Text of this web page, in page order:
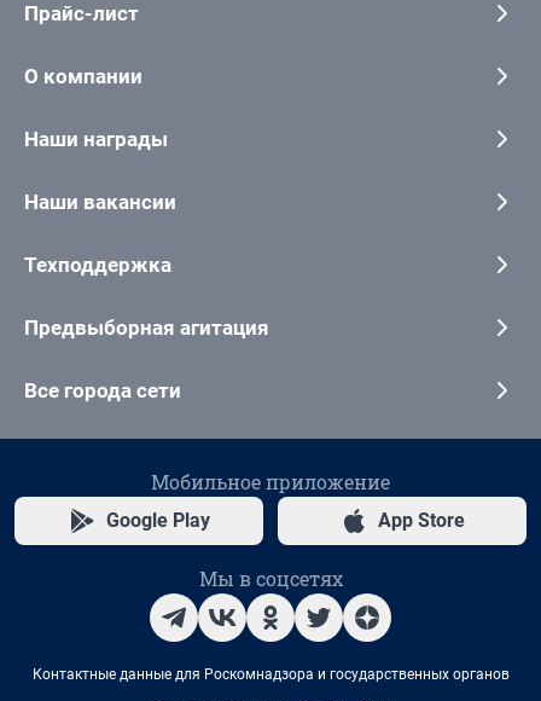
Прайс-лист
О компании
Наши награды
Наши вакансии
Техподдержка
Предвыборная агитация
Все города сети
Мобильное приложение
Google Play App Store
Мы в соцсетях
Контактные данные для Роскомнадзора и государственных органов